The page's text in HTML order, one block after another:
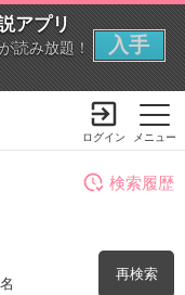
アプリ
読み放題！
入手
メニュー
ログイン
再検索
検索履歴